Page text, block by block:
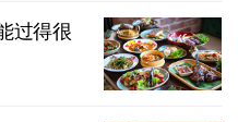
过得很